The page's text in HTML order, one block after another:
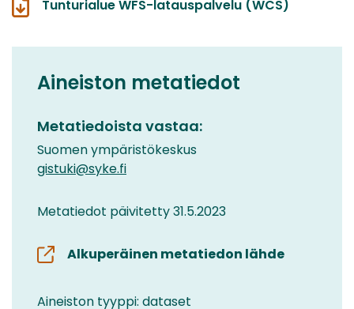
Tunturialue WFS-latauspalvelu (WCS)
Aineiston metatiedot
Metatiedoista vastaa:
Suomen ympäristökeskus
gistuki@syke.fi
Metatiedot päivitetty 31.5.2023
Alkuperäinen metatiedon lähde
Aineiston tyyppi: dataset